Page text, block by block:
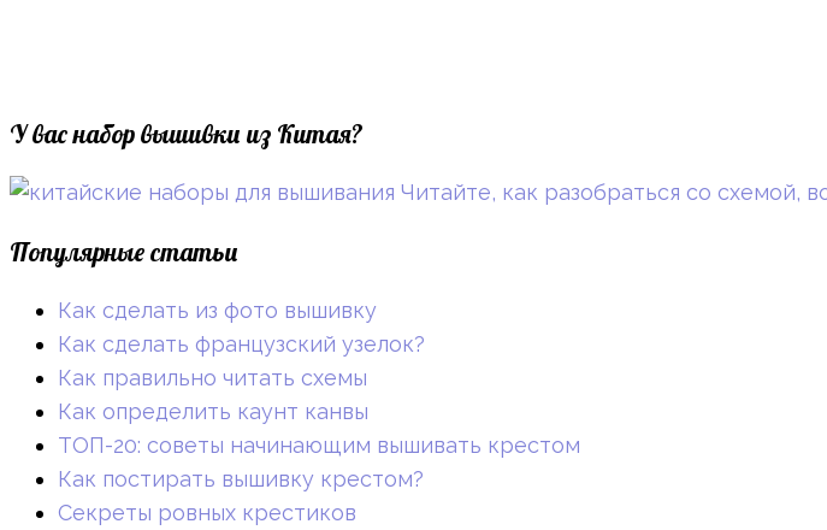
У вас набор вышивки из Китая?
Читайте, как разобраться со схемой,
Популярные статьи
Как сделать из фото вышивку
Как сделать французский узелок?
Как правильно читать схемы
Как определить каунт канвы
ТОП-20: советы начинающим вышивать крестом
Как постирать вышивку крестом?
Секреты ровных крестиков